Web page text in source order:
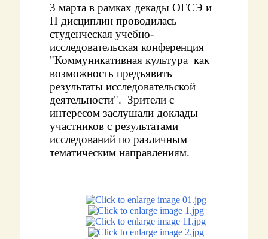
3 марта в рамках декады ОГСЭ и
П дисциплин проводилась
студенческая учебно-
исследовательская конференция
"Коммуникативная культура как
возможность предъявить
результаты исследовательской
деятельности". Зрители с
интересом заслушали доклады
участников с результатами
исследований по различным
тематическим направлениям.